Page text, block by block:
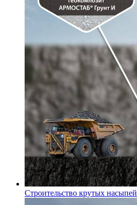
Строительство крутых насыпей